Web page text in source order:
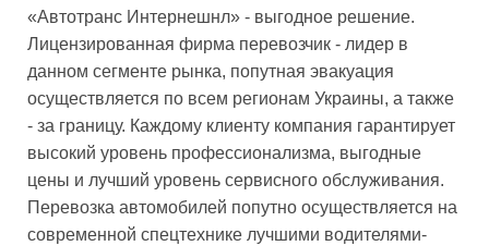
«Автотранс Интернешнл» - выгодное решение.
Лицензированная фирма перевозчик - лидер в
данном сегменте рынка, попутная эвакуация
осуществляется по всем регионам Украины, а также
- за границу. Каждому клиенту компания гарантирует
высокий уровень профессионализма, выгодные
цены и лучший уровень сервисного обслуживания.
Перевозка автомобилей попутно осуществляется на
современной спецтехнике лучшими водителями-